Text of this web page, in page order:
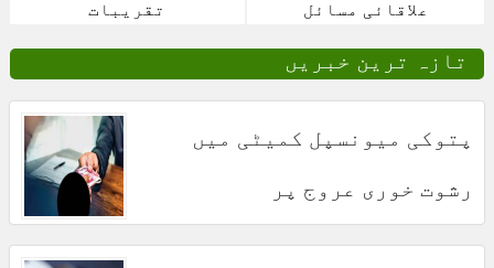
علاقائی مسائل
تقریبات
تازہ ترین خبریں
پتوکی میونسپل کمیٹی میں
رشوت خوری عروج پر